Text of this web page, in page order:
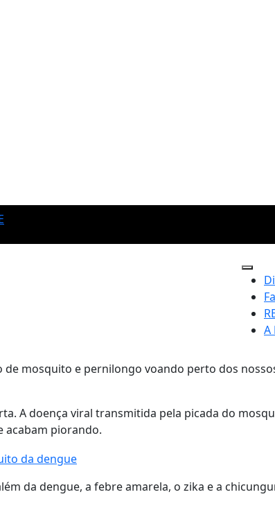
A
mosquito e pernilongo voando perto dos
A doença viral transmitida pela picada do
acabam piorando.
da dengue, a febre amarela, o zika e a